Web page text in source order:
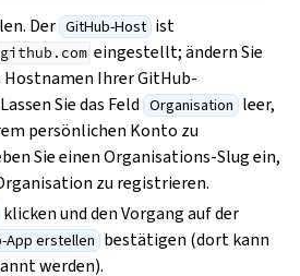
Der GitHub-Host ist
github.com eingestellt; ändern Sie
Hostnamen Ihrer GitHub-
Sie das Feld Organisation leer,
persönlichen Konto zu
Sie einen Organisations-Slug ein,
zu registrieren.
klicken und den Vorgang auf der
App erstellen bestätigen (dort kann
werden).